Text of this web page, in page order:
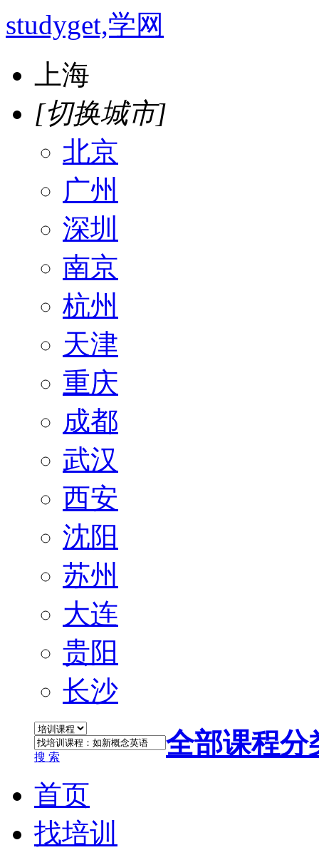
studyget,学网
上海
[切换城市]
北京
广州
深圳
南京
杭州
天津
重庆
成都
武汉
西安
沈阳
苏州
大连
贵阳
长沙
搜 索 全部课程分
首页
找培训